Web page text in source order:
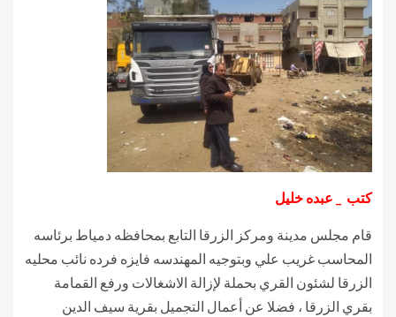
كتب _ عبده خليل
قام مجلس مدينة ومركز الزرقا التابع بمحافظه دمياط برئاسه
المحاسب غريب علي وبتوجيه المهندسه فايزه فرده نائب محليه
الزرقا لشئون القري بحملة لإزالة الاشغالات ورفع القمامة
بقري الزرقا ، فضلا عن أعمال التجميل بقرية سيف الدين